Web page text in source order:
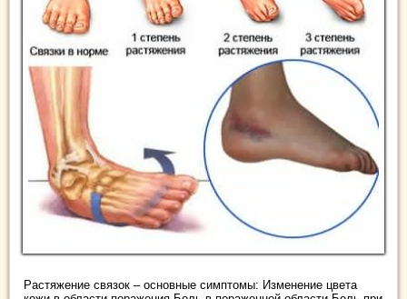
Растяжение связок – основные симптомы: Изменение цвета